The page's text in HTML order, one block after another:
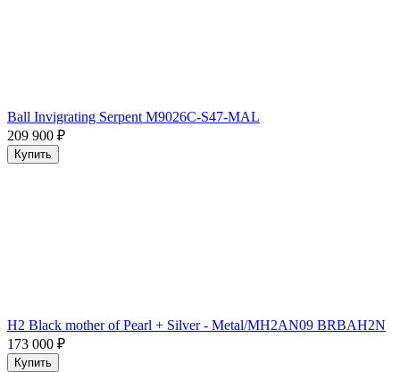
Ball Invigrating Serpent M9026C-S47-MAL
209 900 ₽
Купить
H2 Black mother of Pearl + Silver - Metal/MH2AN09 BRBAH2N
173 000 ₽
Купить